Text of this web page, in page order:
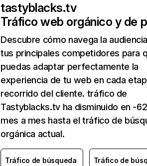
tastyblacks.tv
Tráfico web orgánico y de
Descubre cómo navega la
tus principales competidores para
puedas adaptar perfectamente la
experiencia de tu web en cada
recorrido del cliente. tráfico de
Tastyblacks.tv ha disminuido en -
mes a mes hasta el tráfico de
orgánica actual.
Tráfico de búsqueda
Tráfico de